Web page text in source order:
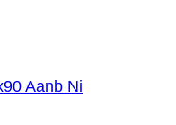
Aanb Ni